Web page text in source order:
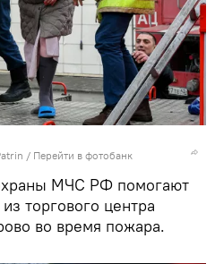
/ Перейти в фотобанк
МЧС РФ помогают
торгового центра
во время пожара.